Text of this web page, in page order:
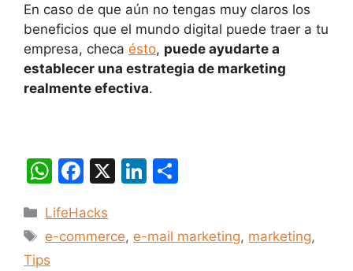
En caso de que aún no tengas muy claros los
beneficios que el mundo digital puede traer a tu
empresa, checa ésto, puede ayudarte a
establecer una estrategia de marketing
realmente efectiva.
W
at
s
F
c
e
X
Li
e p
Categorías
LifeHacks
Etiquetas
e-commerce, e-mail marketing, marketing,
Tips